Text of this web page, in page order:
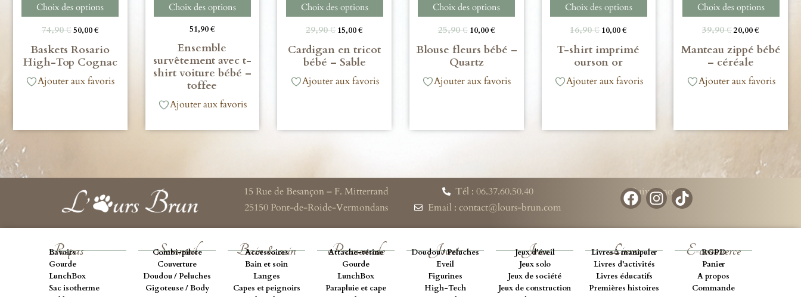
Choix des options
74,90€50,00€
Baskets Rosario
High-Top Cognac
Ajouter aux favoris
Choix des options
51,90€
Ensemble
survêtement avec t-
shirt voiture bébé –
toffee
Ajouter aux favoris
Choix des options
29,90€ 15,00€
Cardigan en tricot
bébé – Sable
Ajouter aux favoris
Choix des options
25,90€ 10,00€
Blouse fleurs bébé –
Quartz
Ajouter aux favoris
Choix des options
16,90€10,00€
T-shirt imprimé
ourson or
Ajouter aux favoris
Choix des options
39,90€20,00€
Manteau zippé bébé
– céréale
Ajouter aux favoris
15 Rue de Besançon – F. Mitterrand
25150 Pont-de-Roide-Vermondans
Tél : 06.37.60.50.40
Email : contact@lours-brun.com
Suivez-nous
Repas
Bavoirs
Gourde
LunchBox
Sac isotherme
Sommeil
Combi-pilote
Couverture
Doudou / Peluches
Gigoteuse / Body
Bain & soin
Accessoires
Bain et soin
Langes
Capes et peignoirs
Promenade
Attache-tétine
Gourde
LunchBox
Parapluie et cape
Jouets
Doudou / Peluches
Eveil
Figurines
High-Tech
Jeux
Jeux d’éveil
Jeux solo
Jeux de société
Jeux de construction
Livres
Livres à manipuler
Livres d’activités
Livres éducatifs
Premières histoires
E-commerce
RGPD
Panier
A propos
Commande